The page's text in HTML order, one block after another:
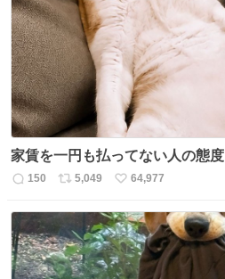
家賃を一円も払ってない人の態度
返
150
リ
ト
数
5,049
い
ね
数
64,977